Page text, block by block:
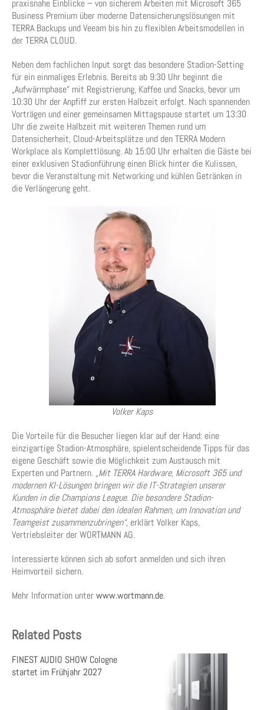
praxisnahe Einblicke – von sicherem Arbeiten mit Microsoft 365
Business Premium über moderne Datensicherungslösungen mit
TERRA Backups und Veeam bis hin zu flexiblen Arbeitsmodellen in
der TERRA CLOUD.
Neben dem fachlichen Input sorgt das besondere Stadion-Setting
für ein einmaliges Erlebnis. Bereits ab 9:30 Uhr beginnt die
„Aufwärmphase“ mit Registrierung, Kaffee und Snacks, bevor um
10:30 Uhr der Anpfiff zur ersten Halbzeit erfolgt. Nach spannenden
Vorträgen und einer gemeinsamen Mittagspause startet um 13:30
Uhr die zweite Halbzeit mit weiteren Themen rund um
Datensicherheit, Cloud-Arbeitsplätze und den TERRA Modern
Workplace als Komplettlösung. Ab 15:00 Uhr erhalten die Gäste bei
einer exklusiven Stadionführung einen Blick hinter die Kulissen,
bevor die Veranstaltung mit Networking und kühlen Getränken in
die Verlängerung geht.
Volker Kaps
Die Vorteile für die Besucher liegen klar auf der Hand: eine
einzigartige Stadion-Atmosphäre, spielentscheidende Tipps für das
eigene Geschäft sowie die Möglichkeit zum Austausch mit
Experten und Partnern. „Mit TERRA Hardware, Microsoft 365 und
modernen KI-Lösungen bringen wir die IT-Strategien unserer
Kunden in die Champions League. Die besondere Stadion-
Atmosphäre bietet dabei den idealen Rahmen, um Innovation und
Teamgeist zusammenzubringen“, erklärt Volker Kaps,
Vertriebsleiter der WORTMANN AG.
Interessierte können sich ab sofort anmelden und sich ihren
Heimvorteil sichern.
Mehr Information unterwww.wortmann.de.
Related Posts
FINEST AUDIO SHOW Cologne
startet im Frühjahr 2027